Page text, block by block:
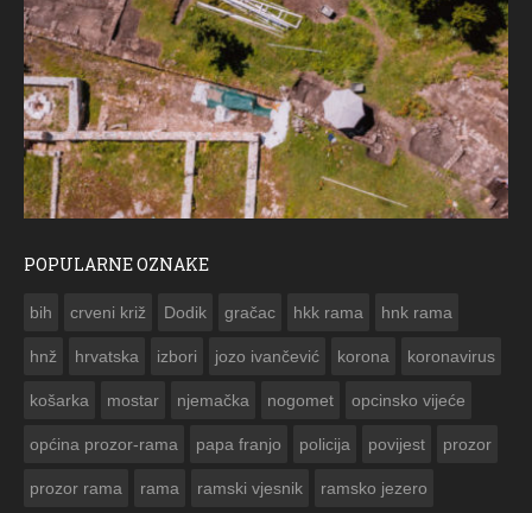
POPULARNE OZNAKE
bih crveni križ Dodik gračac hkk rama hnk rama
hnž hrvatska izbori jozo ivančević korona koronavirus
košarka mostar njemačka nogomet opcinsko vijeće
općina prozor-rama papa franjo policija povijest prozor
prozor rama rama ramski vjesnik ramsko jezero